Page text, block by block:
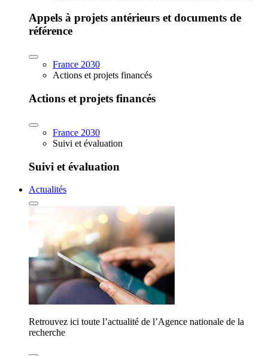
Appels à projets antérieurs et documents de
référence
France 2030
Actions et projets financés
Actions et projets financés
France 2030
Suivi et évaluation
Suivi et évaluation
Actualités
Retrouvez ici toute l’actualité de l’Agence nationale de la
recherche